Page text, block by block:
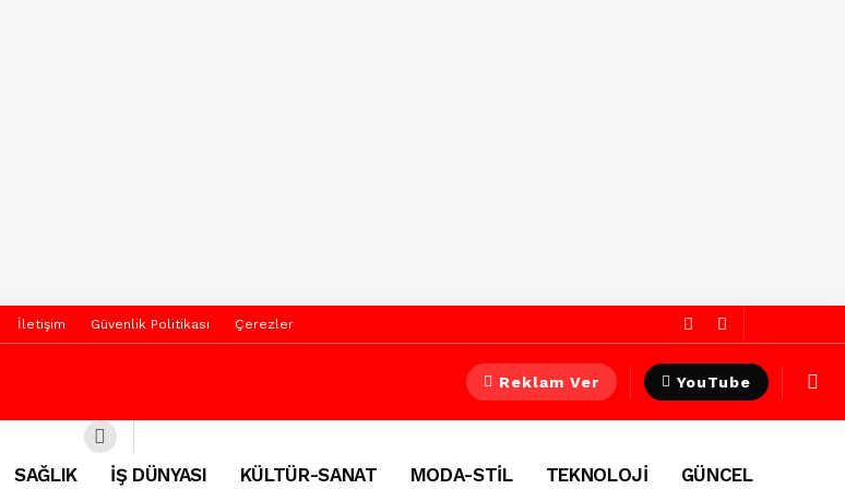
İletişim Güvenlik Politikası Çerezler
Reklam Ver YouTube
SAĞLIK İŞ DÜNYASI KÜLTÜR-SANAT MODA-STİL TEKNOLOJİ GÜNCEL